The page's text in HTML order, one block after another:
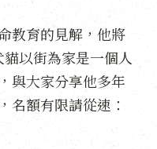
教育的見解，他將
以街為家是一個人
與大家分享他多年
名額有限請從速：